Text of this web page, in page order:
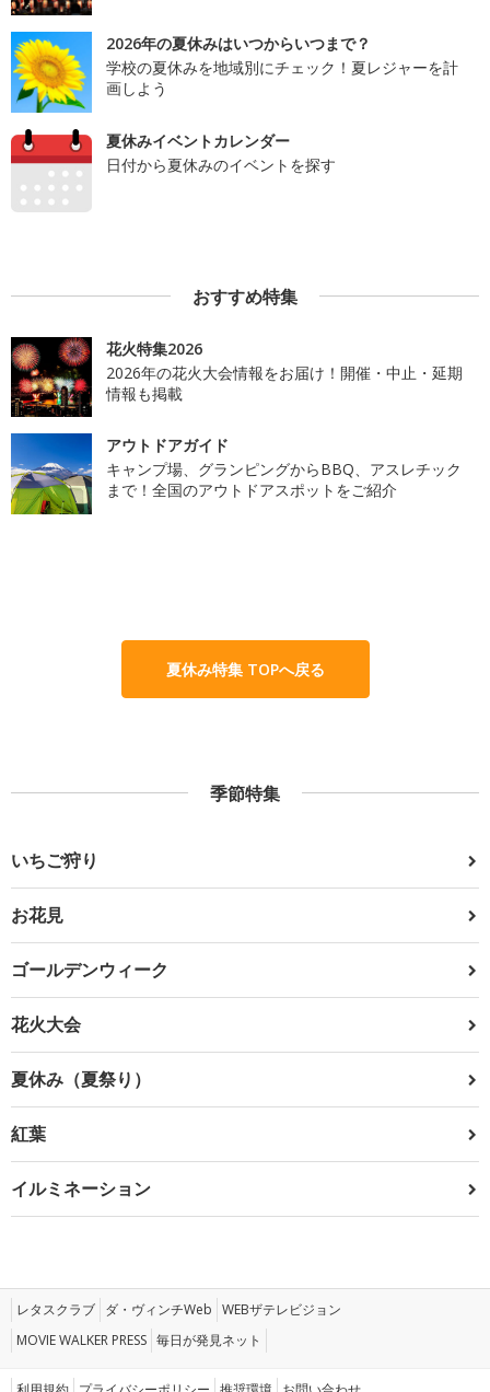
2026年の夏休みはいつからいつまで？
学校の夏休みを地域別にチェック！夏レジャーを計
画しよう
夏休みイベントカレンダー
日付から夏休みのイベントを探す
おすすめ特集
花火特集2026
2026年の花火大会情報をお届け！開催・中止・延期
情報も掲載
アウトドアガイド
キャンプ場、グランピングからBBQ、アスレチック
まで！全国のアウトドアスポットをご紹介
夏休み特集 TOPへ戻る
季節特集
いちご狩り
お花見
ゴールデンウィーク
花火大会
夏休み（夏祭り）
紅葉
イルミネーション
レタスクラブ ダ・ヴィンチWeb WEBザテレビジョン
MOVIE WALKER PRESS 毎日が発見ネット